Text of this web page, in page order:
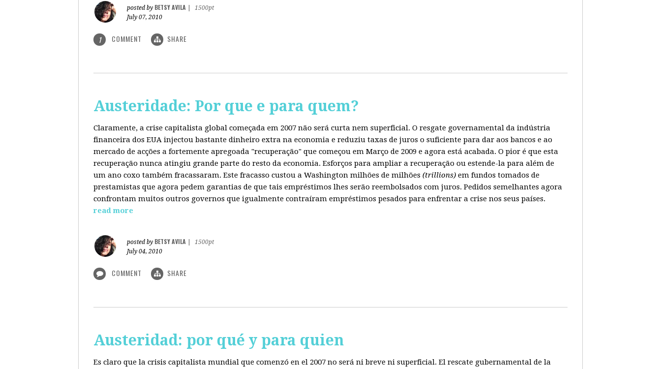
posted by BETSY AVILA
1500pt
July 07, 2010
1 COMMENT SHARE
Austeridade: Por que e para quem?
Claramente, a crise capitalista global começada em 2007 não será curta nem superficial. O resgate governamental da indústria
financeira dos EUA injectou bastante dinheiro extra na economia e reduziu taxas de juros o suficiente para dar aos bancos e ao
mercado de acções a fortemente apregoada "recuperação" que começou em Março de 2009 e agora está acabada. O pior é que esta
recuperação nunca atingiu grande parte do resto da economia. Esforços para ampliar a recuperação ou estende-la para além de
um ano coxo também fracassaram. Este fracasso custou a Washington milhões de milhões (trillions) em fundos tomados de
prestamistas que agora pedem garantias de que tais empréstimos lhes serão reembolsados com juros. Pedidos semelhantes agora
confrontam muitos outros governos que igualmente contraíram empréstimos pesados para enfrentar a crise nos seus países.
read more
posted by BETSY AVILA
1500pt
July 04, 2010
COMMENT SHARE
Austeridad: por qué y para quien
Es claro que la crisis capitalista mundial que comenzó en el 2007 no será ni breve ni superficial. El rescate gubernamental de la